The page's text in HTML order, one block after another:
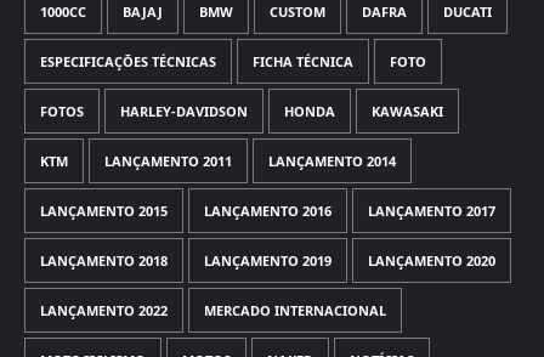
1000CC BAJAJ BMW CUSTOM DAFRA DUCATI
ESPECIFICAÇÕES TÉCNICAS FICHA TÉCNICA FOTO
FOTOS HARLEY-DAVIDSON HONDA KAWASAKI
KTM LANÇAMENTO 2011 LANÇAMENTO 2014
LANÇAMENTO 2015 LANÇAMENTO 2016 LANÇAMENTO 2017
LANÇAMENTO 2018 LANÇAMENTO 2019 LANÇAMENTO 2020
LANÇAMENTO 2022 MERCADO INTERNACIONAL